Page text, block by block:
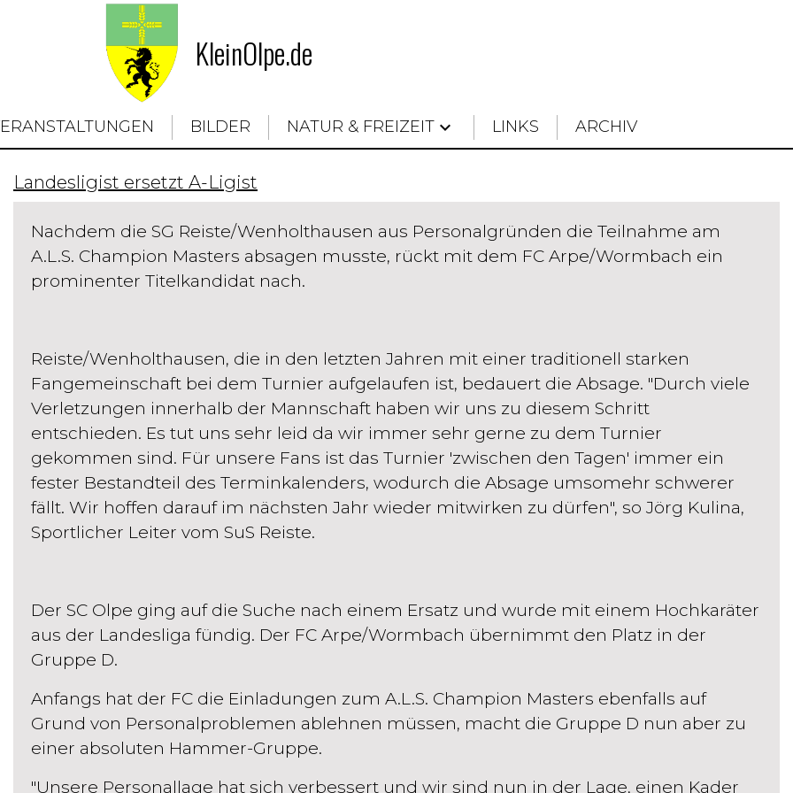
KleinOlpe.de
BILDER NATUR & FREIZEIT keyboard_arrow_down LINKS ARCHIV
Landesligist ersetzt A-Ligist
Nachdem die SG Reiste/Wenholthausen aus Personalgründen die Teilnahme am
A.L.S. Champion Masters absagen musste, rückt mit dem FC Arpe/Wormbach ein
prominenter Titelkandidat nach.
Reiste/Wenholthausen, die in den letzten Jahren mit einer traditionell starken
Fangemeinschaft bei dem Turnier aufgelaufen ist, bedauert die Absage. "Durch viele
Verletzungen innerhalb der Mannschaft haben wir uns zu diesem Schritt
entschieden. Es tut uns sehr leid da wir immer sehr gerne zu dem Turnier
gekommen sind. Für unsere Fans ist das Turnier 'zwischen den Tagen' immer ein
fester Bestandteil des Terminkalenders, wodurch die Absage umsomehr schwerer
fällt. Wir hoffen darauf im nächsten Jahr wieder mitwirken zu dürfen", so Jörg Kulina,
Sportlicher Leiter vom SuS Reiste.
Der SC Olpe ging auf die Suche nach einem Ersatz und wurde mit einem Hochkaräter
aus der Landesliga fündig. Der FC Arpe/Wormbach übernimmt den Platz in der
Gruppe D.
Anfangs hat der FC die Einladungen zum A.L.S. Champion Masters ebenfalls auf
Grund von Personalproblemen ablehnen müssen, macht die Gruppe D nun aber zu
einer absoluten Hammer-Gruppe.
"Unsere Personallage hat sich verbessert und wir sind nun in der Lage, einen Kader